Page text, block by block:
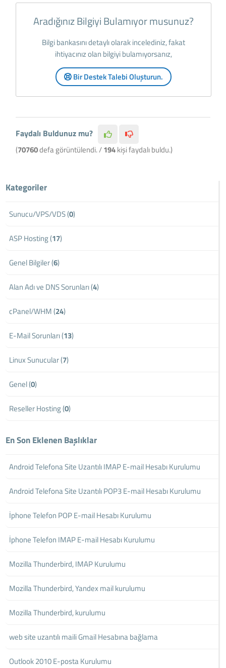
Aradığınız Bilgiyi Bulamıyor musunuz?
Bilgi bankasını detaylı olarak incelediniz, fakat
ihtiyacınız olan bilgiyi bulamıyorsanız,
Bir Destek Talebi Oluşturun.
Faydalı Buldunuz mu?
(70760defa görüntülendi. /194kişi faydalı buldu.)
Kategoriler
Sunucu/VPS/VDS (0)
ASP Hosting (17)
Genel Bilgiler (6)
Alan Adı ve DNS Sorunları (4)
cPanel/WHM (24)
E-Mail Sorunları (13)
Linux Sunucular (7)
Genel (0)
Reseller Hosting (0)
En Son Eklenen Başlıklar
Android Telefona Site Uzantılı IMAP E-mail Hesabı Kurulumu
Android Telefona Site Uzantılı POP3 E-mail Hesabı Kurulumu
İphone Telefon POP E-mail Hesabı Kurulumu
İphone Telefon IMAP E-mail Hesabı Kurulumu
Mozilla Thunderbird, IMAP Kurulumu
Mozilla Thunderbird, Yandex mail kurulumu
Mozilla Thunderbird, kurulumu
web site uzantılı maili Gmail Hesabına bağlama
Outlook 2010 E-posta Kurulumu